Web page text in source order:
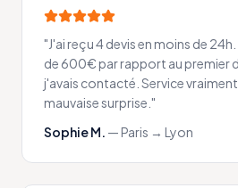
"J'ai reçu 4 devis en moins de
de 600€ par rapport au premier
j'avais contacté. Service
mauvaise surprise. "
Sophie M. —Paris → Lyon